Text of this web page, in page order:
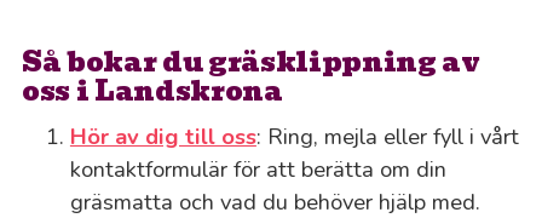
Så bokar du gräsklippning av
oss i Landskrona
Hör av dig till oss: Ring, mejla eller fyll i vårt
kontaktformulär för att berätta om din
gräsmatta och vad du behöver hjälp med.